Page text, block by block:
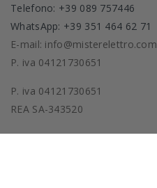
Telefono: +39 089 757446
WhatsApp: +39 351 464 62 71
E-mail: info@misterelettro.com
P. iva 04121730651
P. iva 04121730651
REA SA-343520